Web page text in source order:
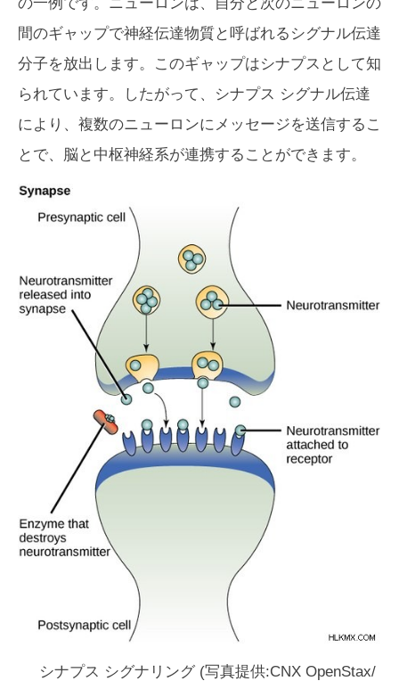
間のギャップで神経伝達物質と呼ばれるシグナル伝達
分子を放出します。このギャップはシナプスとして知
られています。したがって、シナプス シグナル伝達
により、複数のニューロンにメッセージを送信するこ
とで、脳と中枢神経系が連携することができます。
シナプス シグナリング (写真提供:CNX OpenStax/